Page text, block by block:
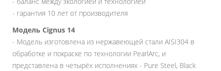
- гарантия 10 лет от производителя
Модель Cignus 14
- Модель изготовлена из нержавеющей стали AISI304 в
обработке и покраске по технологии PearlArc, и
представлена в четырёх исполнениях - Pure Steel, Black